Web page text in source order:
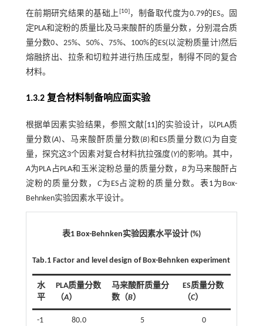
在前期研究结果的基础上[10]，制备取代度为0.79的ES。固
定PLA和淀粉的质量比及马来酸酐的质量分数，分别混合质
量分数0、25%、50%、75%、100%的ES(以淀粉质量计)然后
熔融挤出、拉条和切粒并进行热压成型，制得不同的复合
材料。
1.3.2 复合材料制备响应面实验
根据单因素实验结果，参照文献[ 11]的实验设计，以PLA质
量分数(A)、马来酸酐质量分数(B)和ES质量分数(C)为自变
量，探究这3个因素对复合材料抗拉强度(Y)的影响。其中，
A为PLA占PLA和玉米淀粉总量的质量分数，B 为马来酸酐占
淀粉的质量分数， C为ES占淀粉的质量分数。 表1为Box-
Behnken实验因素水平设计。
表1 Box-Behnken实验因素水平设计 (%)
Tab.1 Factor and level design of Box-Behnken experiment
水
平
PLA质量分数
（A）
马来酸酐质量分
数（B）
ES质量分数
（C）
-1 80.0 5 0